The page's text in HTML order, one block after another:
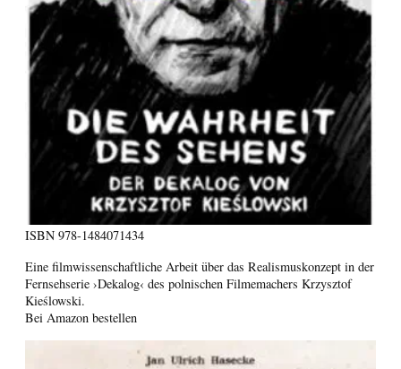
ISBN 978-1484071434
Eine filmwissenschaftliche Arbeit über das Realismuskonzept in der
Fernsehserie ›Dekalog‹ des polnischen Filmemachers Krzysztof
Kieślowski.
Bei Amazon bestellen